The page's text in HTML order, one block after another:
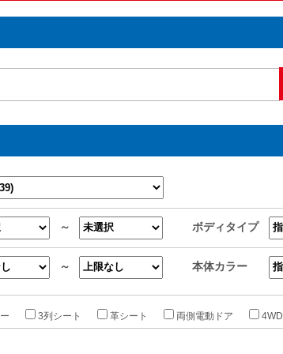
～ ボディタイプ
～ 本体カラー
3列シート 革シート 両側電動ドア 4WD